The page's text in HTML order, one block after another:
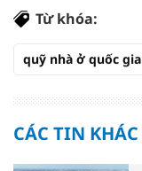
Từ khóa:
quỹ nhà ở quốc gia
CÁC TIN KHÁC